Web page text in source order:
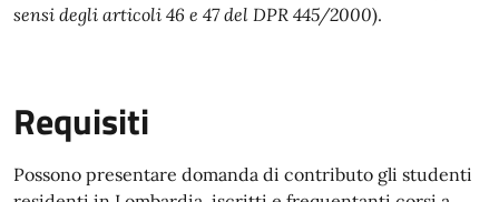
sensi degli articoli 46 e 47 del DPR 445/2000).
Requisiti
Possono presentare domanda di contributo gli studenti